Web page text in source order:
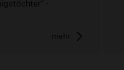
-
mehr